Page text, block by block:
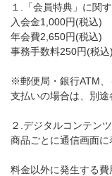
１.「会員特典」に関
入会金1,000円(税込)
年会費2,650円(税込)
事務手数料250円(税込)
※郵便局・銀行ATM、
支払いの場合は、別途
２.デジタルコンテン
商品ごとに通信画面に
料金以外に発生する費